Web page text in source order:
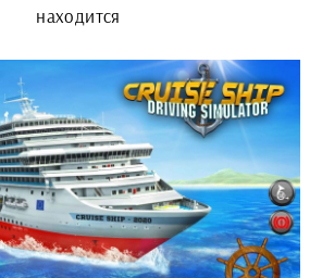
находится